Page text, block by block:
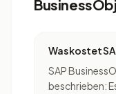
Was kostet
SAP
beschrieben: